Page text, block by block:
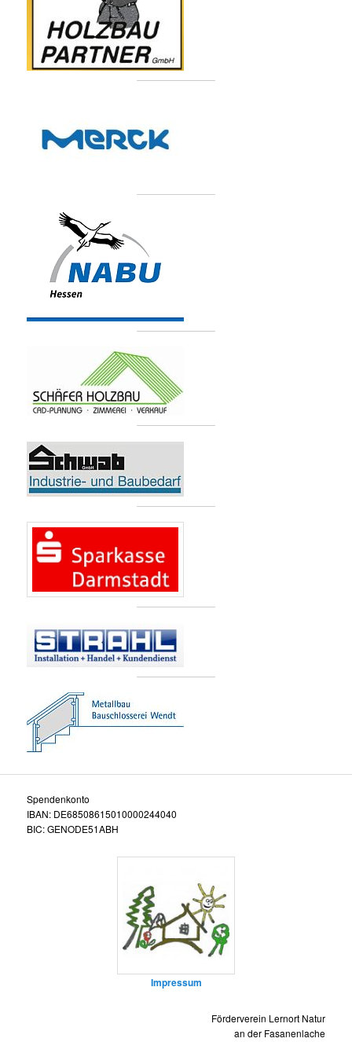
Spendenkonto
IBAN: DE68508615010000244040
BIC: GENODE51ABH
Impressum
Förderverein Lernort Natur
an der Fasanenlache